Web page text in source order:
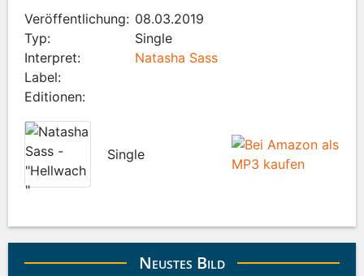
Veröffentlichung: 08.03.2019
Typ:
Single
Interpret:
Natasha Sass
Label:
Editionen:
Single
Neustes Bild